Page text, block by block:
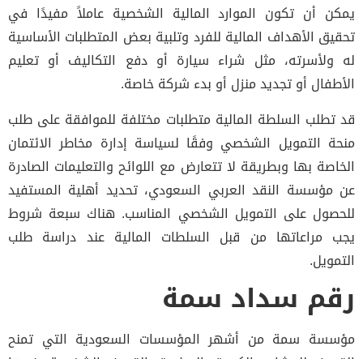
يمكن أن تكون الموارد المالية الشخصية عاملاً مفيدًا في
تحقيق الأهداف المالية للفرد وتلبية بعض المتطلبات الأساسية
له ولأسرته، مثل شراء سيارة أو دفع التكاليف أو تعليم
الأطفال أو تجديد منزل أو بدء شركة خاصة.
قد تطلب السلطة المالية متطلبات مختلفة للموافقة على طلب
منحة التمويل الشخصي وفقًا لسياسة إدارة مخاطر الائتمان
الخاصة بها وبطريقة لا تتعارض مع اللوائح والتعليمات الصادرة
عن مؤسسة النقد العربي السعودي، تحديد أهلية المستفيد
للحصول على التمويل الشخصي المناسب. هناك سبعة شروط
يجب مراعاتها من قبل السلطات المالية عند دراسة طلب
التمويل.
رقم سداد سمة
مؤسسة سمة من أشهر المؤسسات السعودية التي تمنح